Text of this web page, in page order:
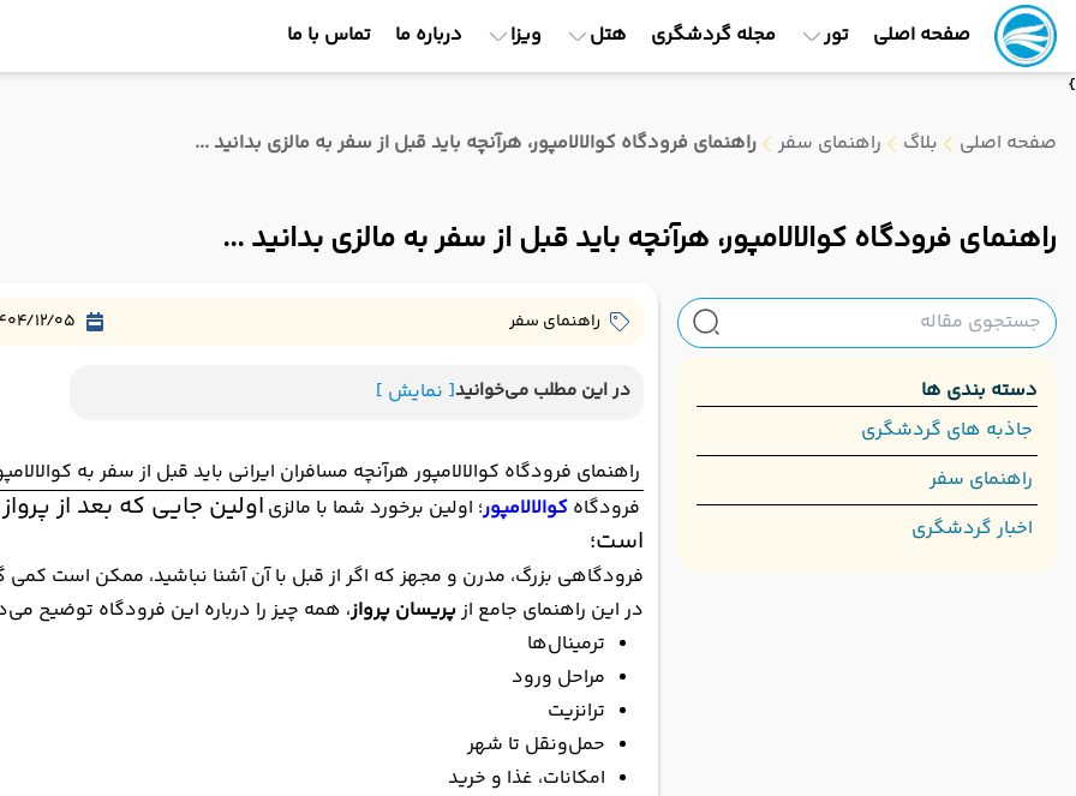
صفحه اصلی تور مجله گردشگری هتل ویزا درباره ما
تماس با ما
}
صفحه اصلی
بلاگ راهنمای سفر راهنمای فرودگاه کوالالامپور، هرآنچه باید قبل از سفر به مالزی بدانید ...
راهنمای فرودگاه کوالالامپور، هرآنچه باید قبل از سفر به مالزی بدانید ...
دسته بندی ها
جاذبه های گردشگری
راهنمای سفر
اخبار گردشگری
راهنمای سفر 12/05
در این مطلب می‌خوانید[ نمایش ]
راهنمای فرودگاه کوالالامپور هرآنچه مسافران ایرانی باید قبل از سفر به
فرودگاه کوالالامپور؛ اولین برخورد شما با مالزی اولین جایی که بعد از
است؛
فرودگاهی بزرگ، مدرن و مجهز که اگر از قبل با آن آشنا نباشید، ممکن است کمی
در این راهنمای جامع ازپریسان پرواز، همه چیز را درباره این فرودگاه توضیح
ترمینال‌ها
مراحل ورود
ترانزیت
حمل‌ونقل تا شهر
امکانات، غذا و خرید